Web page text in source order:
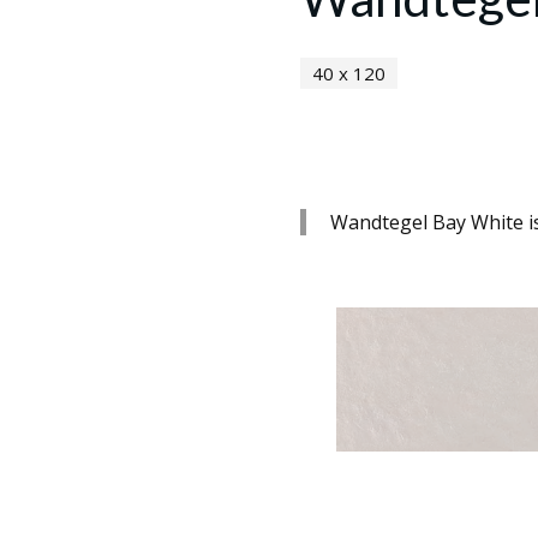
40 x 120
Wandtegel Bay White